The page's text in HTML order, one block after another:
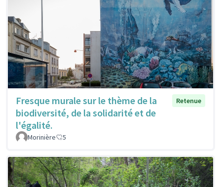
Fresque murale sur le thème de la
biodiversité, de la solidarité et de
l'égalité.
Retenue
Morinière 5